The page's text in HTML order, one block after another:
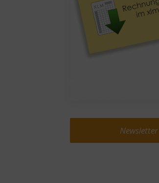
Newsletter